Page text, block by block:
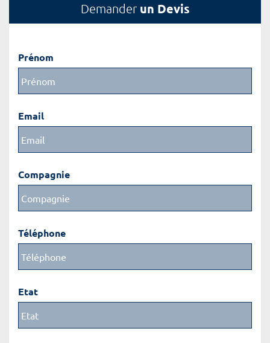
Demander un Devis
Prénom
Email
Compagnie
Téléphone
Etat